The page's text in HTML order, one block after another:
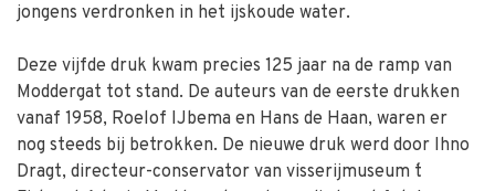
jongens verdronken in het ijskoude water.
Deze vijfde druk kwam precies 125 jaar na de ramp van
Moddergat tot stand. De auteurs van de eerste drukken
vanaf 1958, Roelof IJbema en Hans de Haan, waren er
nog steeds bij betrokken. De nieuwe druk werd door Ihno
Dragt, directeur-conservator van visserijmuseum ´t